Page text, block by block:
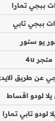
ببجي تمارا
ببجي تابي
يو ستور
متجر 4u
عن طريق
لودو اقساط
لودو تابي تمارا